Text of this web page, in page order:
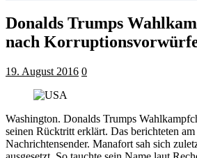
Donalds Trumps
nach
19. August 2016 0
Washington. Donalds Trumps
seinen Rücktritt erklärt. Das berichteten
Nachrichtensender. Manafort sah sich